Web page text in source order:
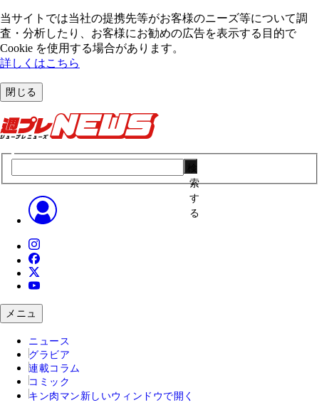
当サイトでは当社の提携先等がお客様のニーズ等について調
査・分析したり、お客様にお勧めの広告を表⽰する⽬的で
Cookie を使⽤する場合があります。
詳しくはこちら
閉じる
索
す
る
メニュ
ニュース
グラビア
連載コラム
コミック
キン肉マン 新しいウィンドウで開く